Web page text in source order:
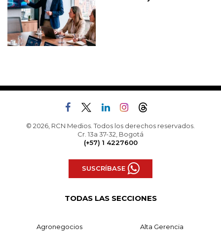
© 2026, RCN Medios. Todos los derechos reservados.
Cr. 13a 37-32, Bogotá
(+57) 1 4227600
SUSCRÍBASE
TODAS LAS SECCIONES
Agronegocios Alta Gerencia